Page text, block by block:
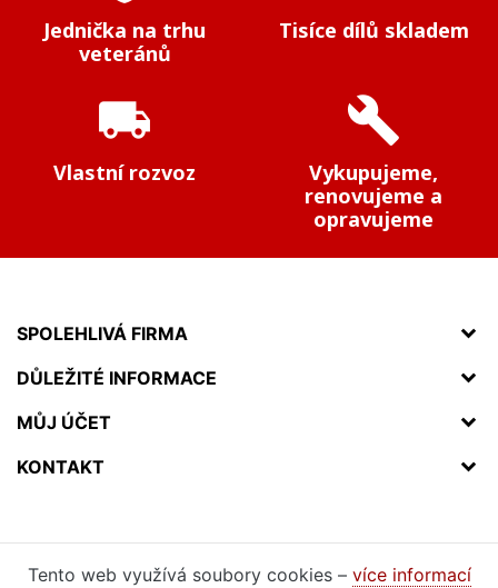
Jednička na trhu
veteránů
Tisíce dílů skladem
local_shipping
Vlastní rozvoz
build
Vykupujeme,
renovujeme a
opravujeme
SPOLEHLIVÁ FIRMA
DŮLEŽITÉ INFORMACE
MŮJ ÚČET
KONTAKT
Tento web využívá soubory cookies – více informací